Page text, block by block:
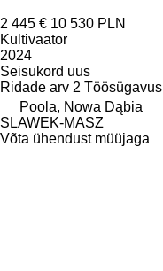
2 445 € 10 530 PLN
Kultivaator
2024
Seisukord uus
Ridade arv 2 Töösügavus
Poola, Nowa Dąbia
SLAWEK-MASZ
Võta ühendust müüjaga